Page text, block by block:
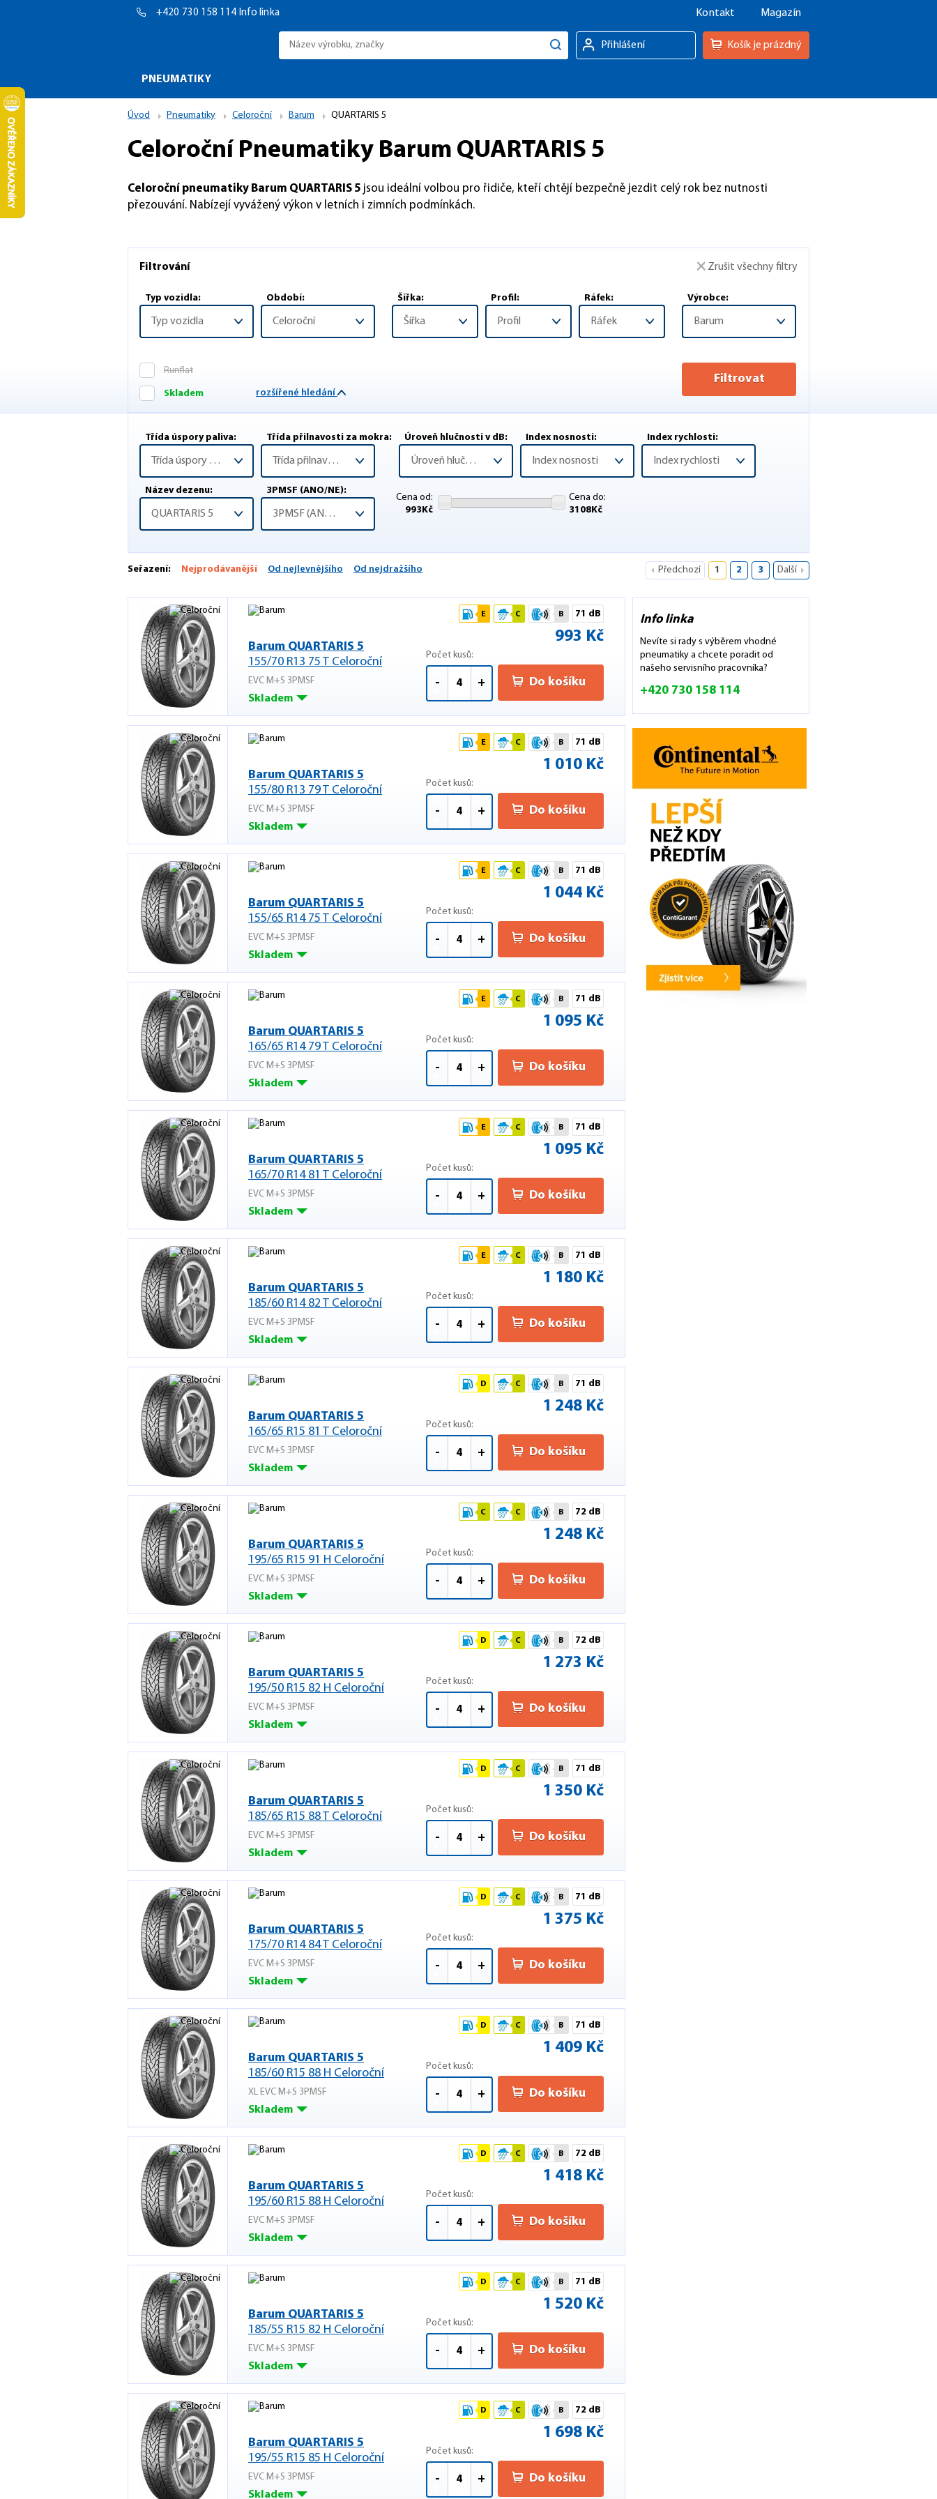
Košík je prázdný
Přihlášení
+420 730 158 114 Info linka Kontakt Magazín
PNEUMATIKY
Úvod Pneumatiky Celoroční Barum QUARTARIS 5
Celoroční Pneumatiky Barum QUARTARIS 5
Celoroční pneumatiky Barum QUARTARIS 5 jsou ideální volbou pro řidiče, kteří chtějí bezpečně jezdit celý rok bez nutnosti
přezouvání. Nabízejí vyvážený výkon v letních i zimních podmínkách.
Filtrování Zrušit všechny filtry
Typ vozidla:
Typ vozidla
Období:
Celoroční
Šířka:
Šířka
Profil:
Profil
Ráfek:
Ráfek
Výrobce:
Barum
Runflat
Skladem rozšířené hledání
Filtrovat
Třída úspory paliva:
Třída úspory paliva
Třída přilnavosti za mokra:
Třída přilnavosti za mokra
Úroveň hlučnosti v dB:
Úroveň hlučnosti v dB
Index nosnosti:
Index nosnosti
Index rychlosti:
Index rychlosti
Název dezenu:
QUARTARIS 5
3PMSF (ANO/NE):
3PMSF (ANO/NE)
Cena od:
993Kč
Cena do:
3108Kč
Seřazení: Nejprodávanější Od nejlevnějšího Od nejdražšího Předchozí 1 2 3 Další
Barum QUARTARIS 5
155/70 R13 75 T Celoroční
EVC M+S 3PMSF
Skladem
E C B 71 dB
993 Kč
Počet kusů:
- + Do košíku
Barum QUARTARIS 5
155/80 R13 79 T Celoroční
EVC M+S 3PMSF
Skladem
E C B 71 dB
1 010 Kč
Počet kusů:
- + Do košíku
Barum QUARTARIS 5
155/65 R14 75 T Celoroční
EVC M+S 3PMSF
Skladem
E C B 71 dB
1 044 Kč
Počet kusů:
- + Do košíku
Barum QUARTARIS 5
165/65 R14 79 T Celoroční
EVC M+S 3PMSF
Skladem
E C B 71 dB
1 095 Kč
Počet kusů:
- + Do košíku
Barum QUARTARIS 5
165/70 R14 81 T Celoroční
EVC M+S 3PMSF
Skladem
E C B 71 dB
1 095 Kč
Počet kusů:
- + Do košíku
Barum QUARTARIS 5
185/60 R14 82 T Celoroční
EVC M+S 3PMSF
Skladem
E C B 71 dB
1 180 Kč
Počet kusů:
- + Do košíku
Barum QUARTARIS 5
165/65 R15 81 T Celoroční
EVC M+S 3PMSF
Skladem
D C B 71 dB
1 248 Kč
Počet kusů:
- + Do košíku
Barum QUARTARIS 5
195/65 R15 91 H Celoroční
EVC M+S 3PMSF
Skladem
C C B 72 dB
1 248 Kč
Počet kusů:
- + Do košíku
Barum QUARTARIS 5
195/50 R15 82 H Celoroční
EVC M+S 3PMSF
Skladem
D C B 72 dB
1 273 Kč
Počet kusů:
- + Do košíku
Barum QUARTARIS 5
185/65 R15 88 T Celoroční
EVC M+S 3PMSF
Skladem
D C B 71 dB
1 350 Kč
Počet kusů:
- + Do košíku
Barum QUARTARIS 5
175/70 R14 84 T Celoroční
EVC M+S 3PMSF
Skladem
D C B 71 dB
1 375 Kč
Počet kusů:
- + Do košíku
Barum QUARTARIS 5
185/60 R15 88 H Celoroční
XL EVC M+S 3PMSF
Skladem
D C B 71 dB
1 409 Kč
Počet kusů:
- + Do košíku
Barum QUARTARIS 5
195/60 R15 88 H Celoroční
EVC M+S 3PMSF
Skladem
D C B 72 dB
1 418 Kč
Počet kusů:
- + Do košíku
Barum QUARTARIS 5
185/55 R15 82 H Celoroční
EVC M+S 3PMSF
Skladem
D C B 71 dB
1 520 Kč
Počet kusů:
- + Do košíku
Barum QUARTARIS 5
195/55 R15 85 H Celoroční
EVC M+S 3PMSF
Skladem
D C B 72 dB
1 698 Kč
Počet kusů:
- + Do košíku
Info linka
Nevíte si rady s výběrem vhodné
pneumatiky a chcete poradit od
našeho servisního pracovníka?
+420 730 158 114